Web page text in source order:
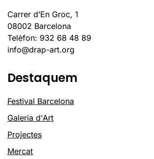
Carrer d’En Groc, 1
08002 Barcelona
Telèfon: 932 68 48 89
info@drap-art.org
Destaquem
Festival Barcelona
Galeria d'Art
Projectes
Mercat